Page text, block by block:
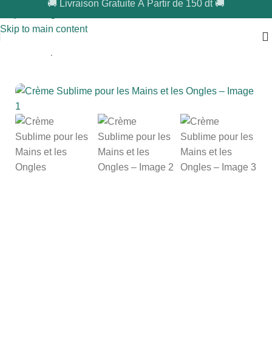
Skip to main content
​🚚 Livraison Gratuite À Partir de 150 dt 🚚